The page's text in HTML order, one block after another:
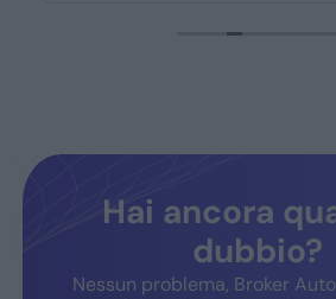
Hai ancora
dubbio?
Nessun problema, Broker